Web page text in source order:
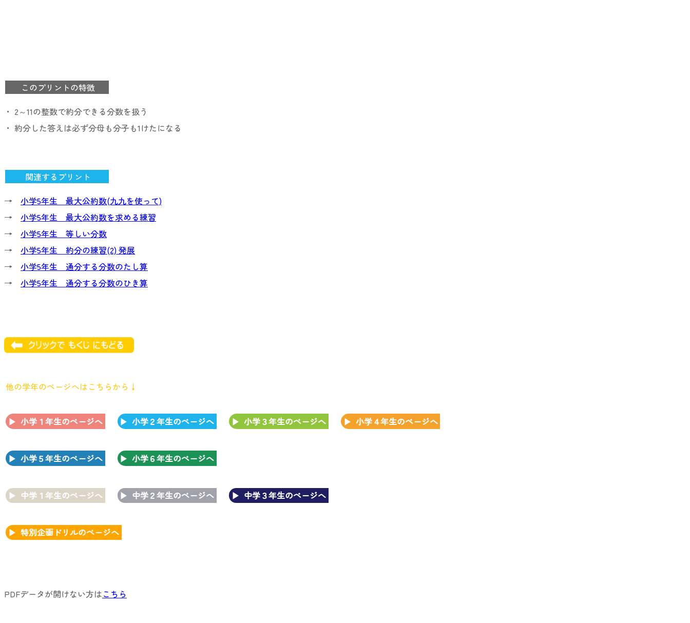
このプリントの特徴
・ 2～11の整数で約分できる分数を扱う
・ 約分した答えは必ず分母も分子も1けたになる
関連するプリント
→ 小学5年生 最大公約数(九九を使って)
→ 小学5年生 最大公約数を求める練習
→ 小学5年生 等しい分数
→ 小学5年生 約分の練習(2) 発展
→ 小学5年生 通分する分数のたし算
→ 小学5年生 通分する分数のひき算
他の学年のページへはこちらから↓
小学１年生のページへ 小学２年生のページへ 小学３年生のページへ 小学４年生のページへ
小学５年生のページへ 小学６年生のページへ
中学１年生のページへ 中学２年生のページへ 中学３年生のページへ
特別企画ドリルのページへ
PDFデータが開けない方はこちら